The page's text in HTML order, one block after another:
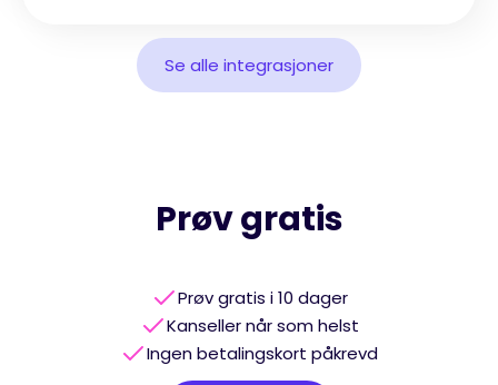
Se alle integrasjoner
Prøv gratis
Prøv gratis i 10 dager
Kanseller når som helst
Ingen betalingskort påkrevd